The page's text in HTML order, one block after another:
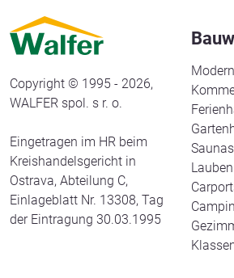
Copyright © 1995 - 2026,
WALFER spol. s r. o.
Eingetragen im HR beim
Kreishandelsgericht in
Ostrava, Abteilung C,
Einlageblatt Nr. 13308, Tag
der Eintragung 30.03.1995
Lauben